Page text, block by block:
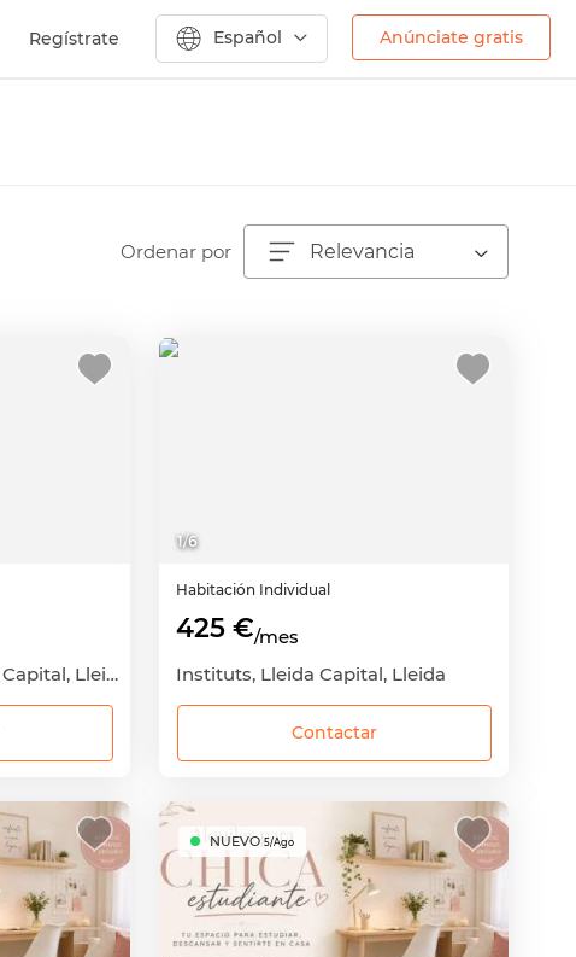
Regístrate Español Anúnciate gratis
Ordenar por Relevancia
Centre Històric, Lleida Capital, Lleida
1/6
Habitación Individual
425 €/mes
Instituts, Lleida Capital, Lleida
Contactar
NUEVO 5/Ago